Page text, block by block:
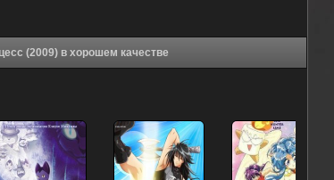
Аниме Любимчик принцесс (2009) в хорошем качестве